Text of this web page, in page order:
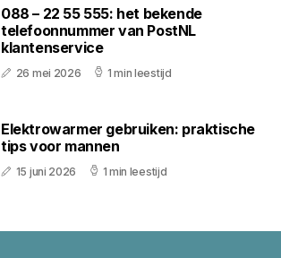
088 – 22 55 555: het bekende
telefoonnummer van PostNL
klantenservice
26 mei 2026 1 min leestijd
Elektrowarmer gebruiken: praktische
tips voor mannen
15 juni 2026 1 min leestijd